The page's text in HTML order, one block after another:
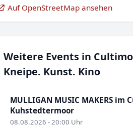
Auf OpenStreetMap ansehen
Weitere Events in
Kneipe. Kunst. Kino
MULLIGAN MUSIC MAKERS im
Kuhstedtermoor
08.08.2026 - 20:00 Uhr